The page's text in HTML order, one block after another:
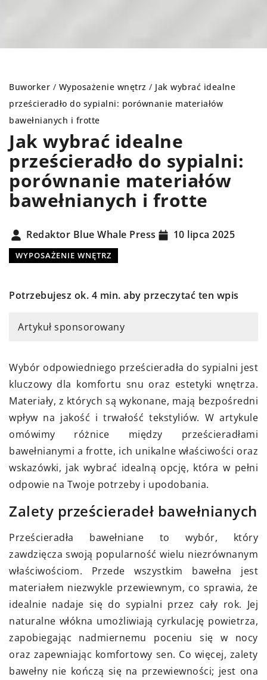
Buworker / Wyposażenie wnętrz / Jak wybrać idealne
prześcieradło do sypialni: porównanie materiałów
bawełnianych i frotte
Jak wybrać idealne
prześcieradło do sypialni:
porównanie materiałów
bawełnianych i frotte
Redaktor Blue Whale Press 10 lipca 2025
WYPOSAŻENIE WNĘTRZ
Potrzebujesz ok. 4 min. aby przeczytać ten wpis
Artykuł sponsorowany
Wybór odpowiedniego prześcieradła do sypialni jest
kluczowy dla komfortu snu oraz estetyki wnętrza.
Materiały, z których są wykonane, mają bezpośredni
wpływ na jakość i trwałość tekstyliów. W artykule
omówimy różnice między prześcieradłami
bawełnianymi a frotte, ich unikalne właściwości oraz
wskazówki, jak wybrać idealną opcję, która w pełni
odpowie na Twoje potrzeby i upodobania.
Zalety prześcieradeł bawełnianych
Prześcieradła bawełniane to wybór, który
zawdzięcza swoją popularność wielu niezrównanym
właściwościom. Przede wszystkim bawełna jest
materiałem niezwykle przewiewnym, co sprawia, że
idealnie nadaje się do sypialni przez cały rok. Jej
naturalne włókna umożliwiają cyrkulację powietrza,
zapobiegając nadmiernemu poceniu się w nocy
oraz zapewniając komfortowy sen. Co więcej, zalety
bawełny nie kończą się na przewiewności; jest ona